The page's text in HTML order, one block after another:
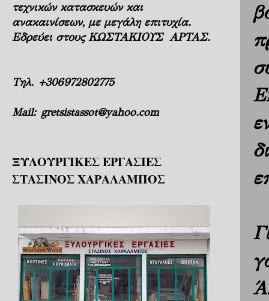
τεχνικών κατασκευών και
ανακαινίσεων, με μεγάλη επιτυχία.
Εδρεύει στους ΚΩΣΤΑΚΙΟΥΣ ΑΡΤΑΣ.
Τηλ. +306972802775
Mail: gretsistassot@yahoo.com
ΞΥΛΟΥΡΓΙΚΕΣ ΕΡΓΑΣΙΕΣ
ΣΤΑΣΙΝΟΣ ΧΑΡΑΛΑΜΠΟΣ